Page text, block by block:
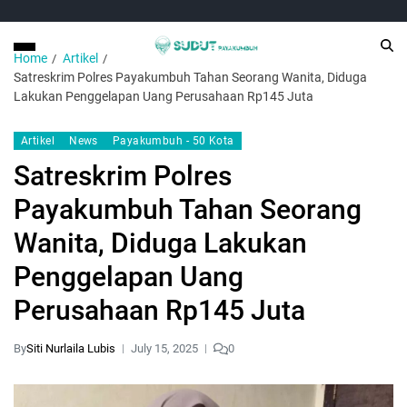
Home
Artikel
Satreskrim Polres Payakumbuh Tahan Seorang Wanita, Diduga
Lakukan Penggelapan Uang Perusahaan Rp145 Juta
Artikel News Payakumbuh - 50 Kota
Satreskrim Polres
Payakumbuh Tahan Seorang
Wanita, Diduga Lakukan
Penggelapan Uang
Perusahaan Rp145 Juta
BySiti Nurlaila Lubis July 15, 2025 0